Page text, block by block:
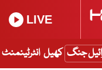
LIVE
جنگ کھیل انٹرٹینمنٹ